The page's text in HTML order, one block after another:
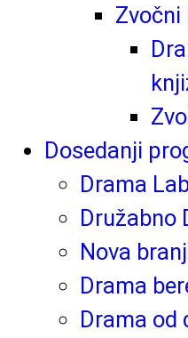
Dosedanji
Drama
Družabno
Nova
Drama
Drama od